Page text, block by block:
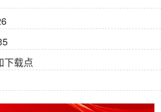
下载点